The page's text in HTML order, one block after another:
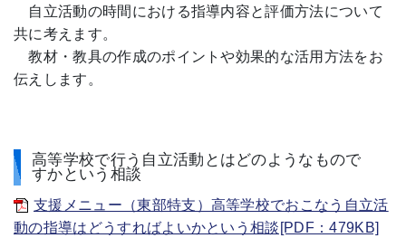
自立活動の時間における指導内容と評価方法について
共に考えます。
教材・教具の作成のポイントや効果的な活用方法をお
伝えします。
高等学校で行う自立活動とはどのようなもので
すかという相談
支援メニュー（東部特支）高等学校でおこなう自立活
動の指導はどうすればよいかという相談[PDF：479KB]